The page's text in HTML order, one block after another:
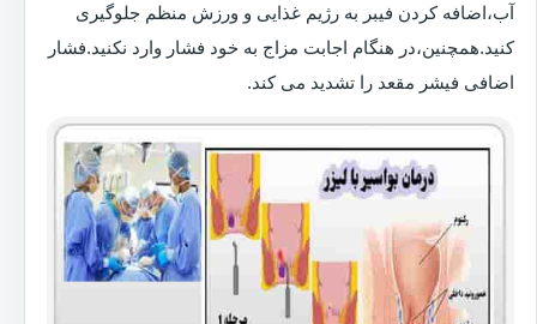
آب،اضافه کردن فیبر به رژیم غذایی و ورزش منظم جلوگیری
کنید.همچنین،در هنگام اجابت مزاج به خود فشار وارد نکنید.فشار
اضافی فیشر مقعد را تشدید می کند.